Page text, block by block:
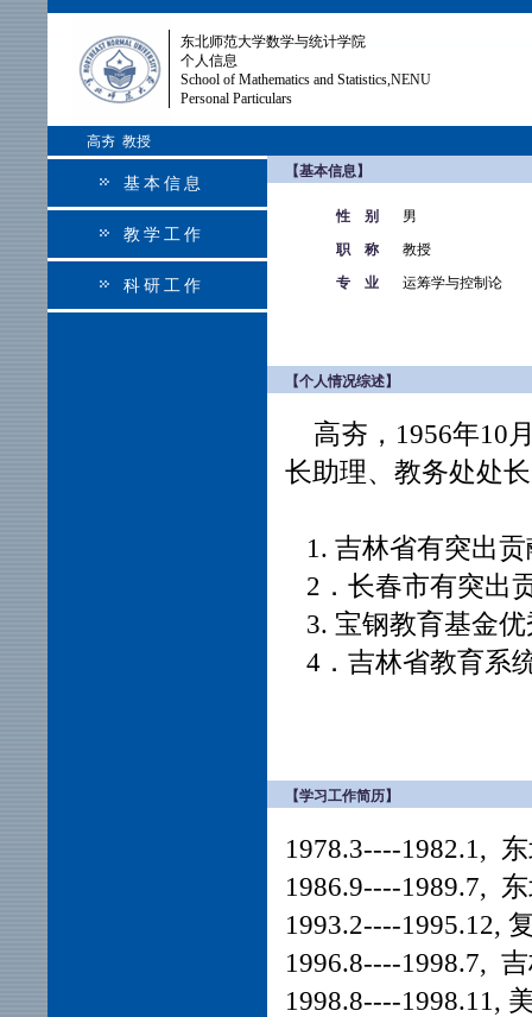
东北师范大学数学与统计学院
个人信息
School of Mathematics and Statistics,NENU
Personal Particulars
高夯 教授
基本信息
教学工作
科研工作
【基本信息】
性 别
男
职 称
教授
专 业
运筹学与控制论
【个人情况综述】
高夯，1956年10
长助理、教务处处
1. 吉林省有突出贡
2．长春市有突出
3. 宝钢教育基金优
4．吉林省教育系
【学习工作简历】
1978.3----1982.1,
1986.9----1989.7,
1993.2----1995.12,
1996.8----1998.7,
1998.8----1998.11,